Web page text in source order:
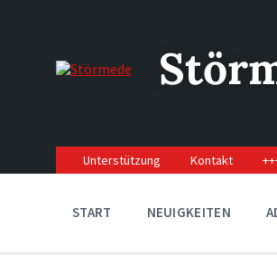
navigation
Unterstützung Kontakt
START NEUIGKEITEN